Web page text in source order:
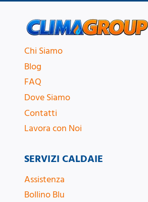
Chi Siamo
Blog
FAQ
Dove Siamo
Contatti
Lavora con Noi
SERVIZI CALDAIE
Assistenza
Bollino Blu